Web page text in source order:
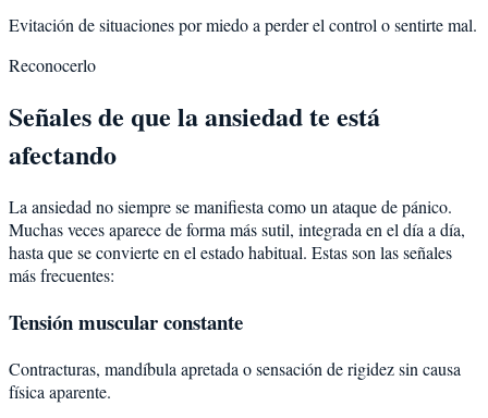
Evitación de situaciones por miedo a perder el control o sentirte mal.
Reconocerlo
Señales de que la ansiedad te está
afectando
La ansiedad no siempre se manifiesta como un ataque de pánico.
Muchas veces aparece de forma más sutil, integrada en el día a día,
hasta que se convierte en el estado habitual. Estas son las señales
más frecuentes:
Tensión muscular constante
Contracturas, mandíbula apretada o sensación de rigidez sin causa
física aparente.